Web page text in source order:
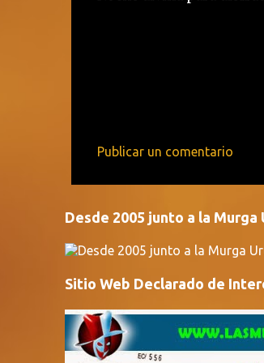
m
t
a
r
i
Publicar un comentario
Desde 2005 junto a la Murga
Sitio Web Declarado de